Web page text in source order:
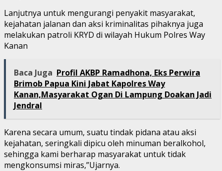
Lanjutnya untuk mengurangi penyakit masyarakat,
kejahatan jalanan dan aksi kriminalitas pihaknya juga
melakukan patroli KRYD di wilayah Hukum Polres Way
Kanan
Baca Juga Profil AKBP Ramadhona, Eks Perwira
Brimob Papua Kini Jabat Kapolres Way
Kanan,Masyarakat Ogan Di Lampung Doakan Jadi
Jendral
Karena secara umum, suatu tindak pidana atau aksi
kejahatan, seringkali dipicu oleh minuman beralkohol,
sehingga kami berharap masyarakat untuk tidak
mengkonsumsi miras,”Ujarnya.